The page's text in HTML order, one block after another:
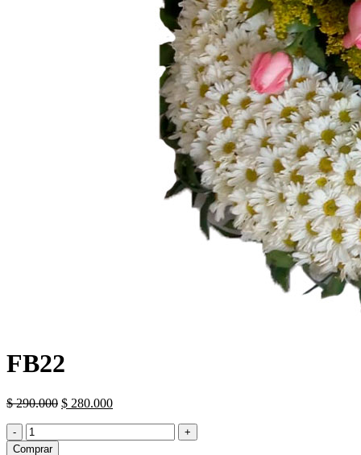
FB22
$290.000 El
$ 280.000El
FB22
cantidad
Comprar